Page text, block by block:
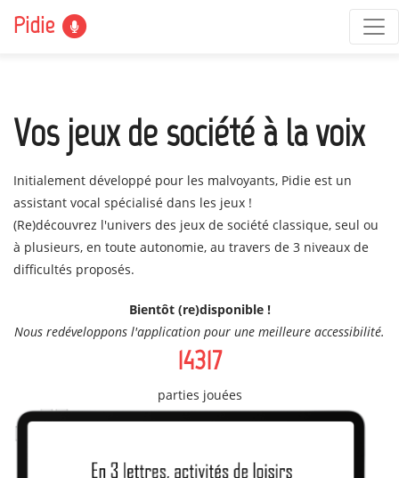
Pidie
Vos jeux de société à la voix
Initialement développé pour les malvoyants, Pidie est un
assistant vocal spécialisé dans les jeux !
(Re)découvrez l'univers des jeux de société classique, seul ou
à plusieurs, en toute autonomie, au travers de 3 niveaux de
difficultés proposés.
Bientôt (re)disponible !
Nous redéveloppons l'application pour une meilleure accessibilité.
14317
parties jouées